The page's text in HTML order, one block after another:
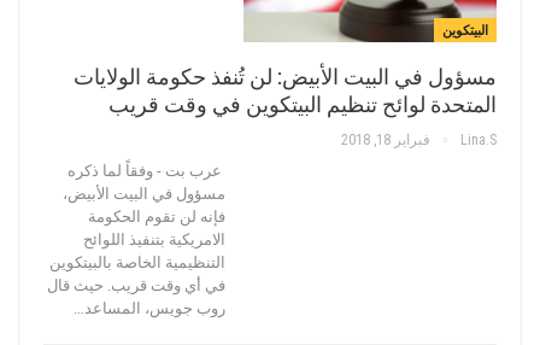
البيتكوين
مسؤول في البيت الأبيض: لن تُنفذ حكومة الولايات
المتحدة لوائح تنظيم البيتكوين في وقت قريب
Lina.s فبراير 18, 2018
عرب بت - وفقاً لما ذكره
مسؤول في البيت الأبيض،
فإنه لن تقوم الحكومة
الامريكية بتنفيذ اللوائح
التنظيمية الخاصة بالبيتكوين
في أي وقت قريب. حيث قال
روب جويس، المساعد…